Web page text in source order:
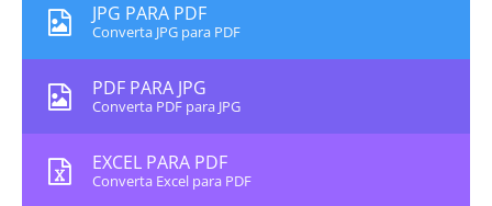
JPG PARA PDF
Converta JPG para PDF
PDF PARA JPG
Converta PDF para JPG
EXCEL PARA PDF
Converta Excel para PDF